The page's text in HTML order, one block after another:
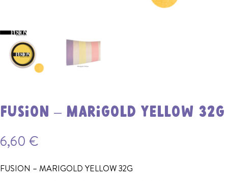
FUSION – MARIGOLD YELLOW 32G
6,60 €
FUSION – MARIGOLD YELLOW 32G